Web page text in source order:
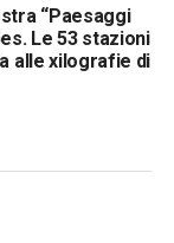
“Paesaggi
Le 53 stazioni
alle xilografie di